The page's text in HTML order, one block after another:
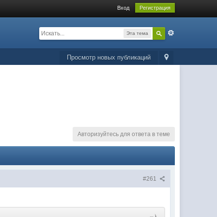
Вход Регистрация
Эта тема
Просмотр новых публикаций
Авторизуйтесь для ответа в теме
#261